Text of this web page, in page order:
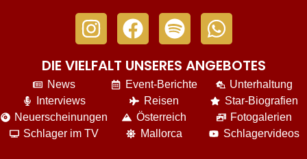
DIE VIELFALT UNSERES ANGEBOTES
News
Interviews
Neuerscheinungen
Schlager im TV
Event-Berichte
Reisen
Österreich
Mallorca
Unterhaltung
Star-Biografien
Fotogalerien
Schlagervideos